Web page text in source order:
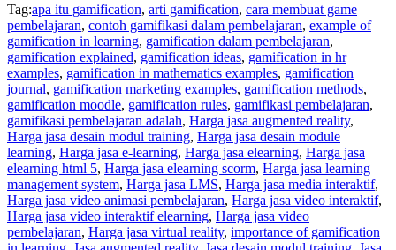
Tag:apa itu gamification, arti gamification, cara membuat game
pembelajaran, contoh gamifikasi dalam pembelajaran, example of
gamification in learning, gamification dalam pembelajaran,
gamification explained, gamification ideas, gamification in hr
examples, gamification in mathematics examples, gamification
journal, gamification marketing examples, gamification methods,
gamification moodle, gamification rules, gamifikasi pembelajaran,
gamifikasi pembelajaran adalah, Harga jasa augmented reality,
Harga jasa desain modul training, Harga jasa desain module
learning, Harga jasa e-learning, Harga jasa elearning, Harga jasa
elearning html 5, Harga jasa elearning scorm, Harga jasa learning
management system, Harga jasa LMS, Harga jasa media interaktif,
Harga jasa video animasi pembelajaran, Harga jasa video interaktif,
Harga jasa video interaktif elearning, Harga jasa video
pembelajaran, Harga jasa virtual reality, importance of gamification